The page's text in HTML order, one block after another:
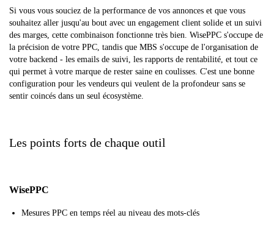
Si vous vous souciez de la performance de vos annonces et que vous
souhaitez aller jusqu'au bout avec un engagement client solide et un suivi
des marges, cette combinaison fonctionne très bien. WisePPC s'occupe de
la précision de votre PPC, tandis que MBS s'occupe de l'organisation de
votre backend - les emails de suivi, les rapports de rentabilité, et tout ce
qui permet à votre marque de rester saine en coulisses. C'est une bonne
configuration pour les vendeurs qui veulent de la profondeur sans se
sentir coincés dans un seul écosystème.
Les points forts de chaque outil
WisePPC
Mesures PPC en temps réel au niveau des mots-clés